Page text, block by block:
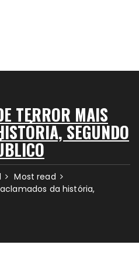
TERROR MAIS
SEGUNDO
Most read
da história,